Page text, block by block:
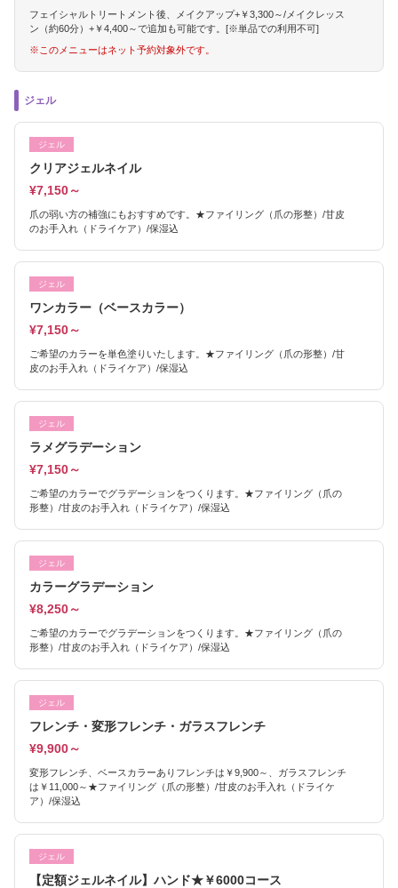
フェイシャルトリートメント後、メイクアップ+￥3,300～/メイクレッス
ン（約60分）+￥4,400～で追加も可能です。[※単品での利用不可]
※このメニューはネット予約対象外です。
ジェル
ジェル
クリアジェルネイル
¥7,150～
爪の弱い方の補強にもおすすめです。★ファイリング（爪の形整）/甘皮
のお手入れ（ドライケア）/保湿込
ジェル
ワンカラー（ベースカラー）
¥7,150～
ご希望のカラーを単色塗りいたします。★ファイリング（爪の形整）/甘
皮のお手入れ（ドライケア）/保湿込
ジェル
ラメグラデーション
¥7,150～
ご希望のカラーでグラデーションをつくります。★ファイリング（爪の
形整）/甘皮のお手入れ（ドライケア）/保湿込
ジェル
カラーグラデーション
¥8,250～
ご希望のカラーでグラデーションをつくります。★ファイリング（爪の
形整）/甘皮のお手入れ（ドライケア）/保湿込
ジェル
フレンチ・変形フレンチ・ガラスフレンチ
¥9,900～
変形フレンチ、ベースカラーありフレンチは￥9,900～、ガラスフレンチ
は￥11,000～★ファイリング（爪の形整）/甘皮のお手入れ（ドライケ
ア）/保湿込
ジェル
【定額ジェルネイル】ハンド★￥6000コース